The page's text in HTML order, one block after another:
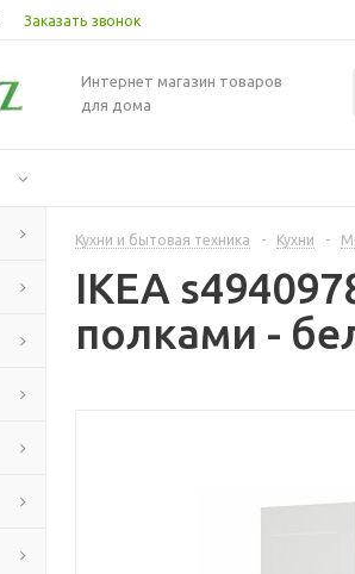
Заказать звонок
Интернет магазин товаров
для дома
Кухни и бытовая техника - Кухни -
IKEA
полками -